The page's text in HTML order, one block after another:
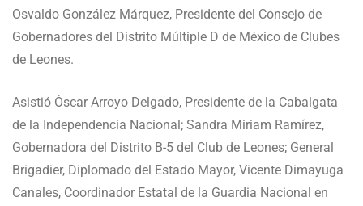
Osvaldo González Márquez, Presidente del Consejo de
Gobernadores del Distrito Múltiple D de México de Clubes
de Leones.
Asistió Óscar Arroyo Delgado, Presidente de la Cabalgata
de la Independencia Nacional; Sandra Miriam Ramírez,
Gobernadora del Distrito B-5 del Club de Leones; General
Brigadier, Diplomado del Estado Mayor, Vicente Dimayuga
Canales, Coordinador Estatal de la Guardia Nacional en